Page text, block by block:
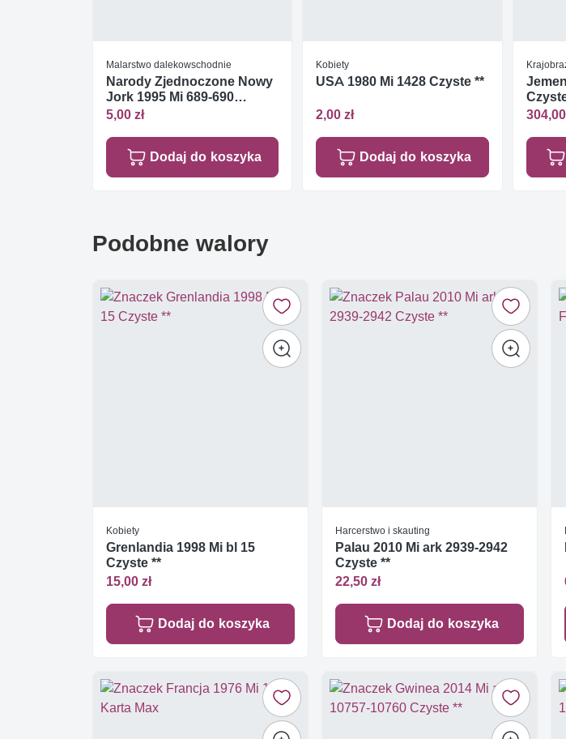
Malarstwo dalekowschodnie
Narody Zjednoczone Nowy
Jork 1995 Mi 689-690
Czyste **
5,00 zł
Dodaj do koszyka
Kobiety
USA 1980 Mi 1428 Czyste **
2,00 zł
Dodaj do koszyka
304,00
Podobne walory
Kobiety
Grenlandia 1998 Mi bl 15
Czyste **
15,00 zł
Dodaj do koszyka
Harcerstwo i skauting
Palau 2010 Mi ark 2939-2942
Czyste **
22,50 zł
Dodaj do koszyka